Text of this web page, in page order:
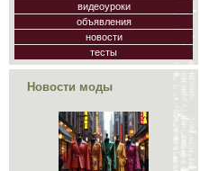
видеоуроки
объявления
новости
тесты
Новости моды